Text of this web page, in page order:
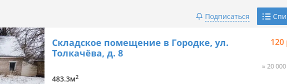
Подписаться
Складское помещение в Городке, ул.
Толкачёва, д. 8
120
≈ 20
483.3м2